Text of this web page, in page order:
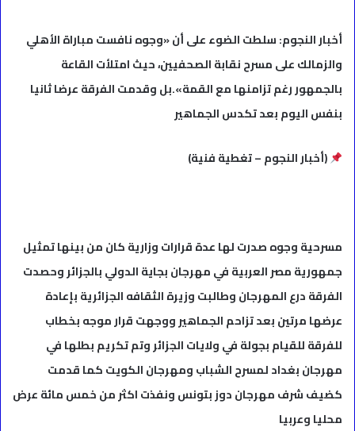
أخبار النجوم: سلطت الضوء على أن «وجوه نافست مباراة الأهلي
والزمالك على مسرح نقابة الصحفيين، حيث امتلأت القاعة
بالجمهور رغم تزامنها مع القمة».بل وقدمت الفرقة عرضا ثانيا
بنفس اليوم بعد تكدس الجماهير
(أخبار النجوم – تغطية فنية)
مسرحية وجوه صدرت لها عدة قرارات وزارية كان من بينها تمثيل
جمهورية مصر العربية في مهرجان بجاية الدولي بالجزائر وحصدت
الفرقة درع المهرجان وطالبت وزيرة الثقافه الجزائرية بإعادة
عرضها مرتين بعد تزاحم الجماهير ووجهت قرار موجه بخطاب
للفرقة للقيام بجولة في ولايات الجزائر وتم تكريم بطلها في
مهرجان بغداد لمسرح الشباب ومهرجان الكويت كما قدمت
كضيف شرف مهرجان دوز بتونس ونفذت اكثر من خمس مائة عرض
محليا وعربيا